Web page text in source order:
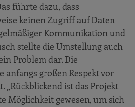
führte dazu, dass
keinen Zugriff auf Daten
Kommunikation und
stellte die Umstellung auch
Problem dar. Die
anfangs großen Respekt vor
„Rückblickend ist das Projekt
Möglichkeit gewesen, um sich